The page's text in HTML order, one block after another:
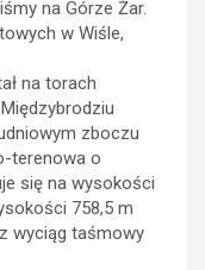
na Górze Żar.
w Wiśle,
na torach
zboczu
terenowa o
się na wysokości
758,5 m
wyciąg taśmowy